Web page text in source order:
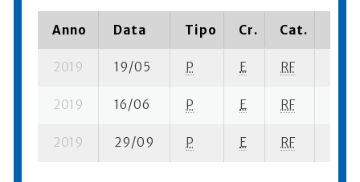
Anno Data Tipo Cr. Cat.
2019 19/05 P E RF
2019 16/06 P E RF
2019 29/09 P E RF